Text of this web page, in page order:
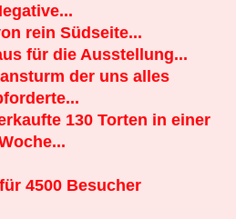
rein Südseite...
für die Ausstellung...
der uns alles
130 Torten in einer
4500 Besucher